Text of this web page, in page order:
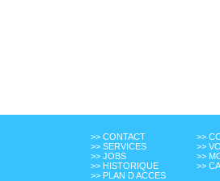
>> CONTACT
>> SERVICES
>> JOBS
>> HISTORIQUE
>> PLAN D ACCES
>>
>>
>>
>>